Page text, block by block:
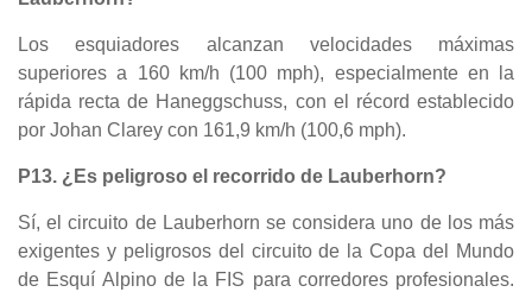
Los esquiadores alcanzan velocidades máximas
superiores a 160 km/h (100 mph), especialmente en la
rápida recta de Haneggschuss, con el récord establecido
por Johan Clarey con 161,9 km/h (100,6 mph).
P13. ¿Es peligroso el recorrido de Lauberhorn?
Sí, el circuito de Lauberhorn se considera uno de los más
exigentes y peligrosos del circuito de la Copa del Mundo
de Esquí Alpino de la FIS para corredores profesionales.